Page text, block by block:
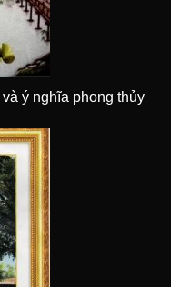
ý nghĩa phong thủy